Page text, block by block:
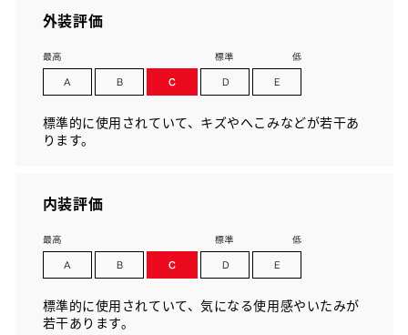
外装評価
標準的に使用されていて、キズやへこみなどが若干あ
ります。
内装評価
標準的に使用されていて、気になる使用感やいたみが
若干あります。